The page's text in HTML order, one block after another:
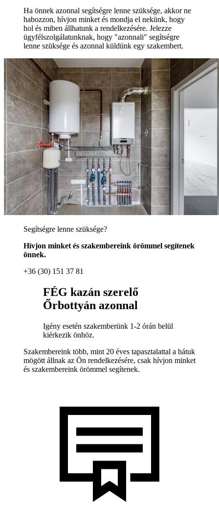
Ha önnek azonnal segítségre lenne szüksége, akkor ne
habozzon, hívjon minket és mondja el nekünk, hogy
hol és miben állhatunk a rendelkezésére. Jelezze
ügyfélszolgálatunknak, hogy "azonnali" segítségre
lenne szüksége és azonnal küldünk egy szakembert.
Segítségre lenne szüksége?
Hívjon minket és szakembereink örömmel segítenek
önnek.
+36 (30) 151 37 81
FÉG kazán szerelő
Őrbottyán azonnal
Igény esetén szakemberünk 1-2 órán belül
kiérkezik önhöz.
Szakembereink több, mint 20 éves tapasztalattal a hátuk
mögött állnak az Ön rendelkezésére, csak hívjon minket
és szakembereink örömmel segítenek.